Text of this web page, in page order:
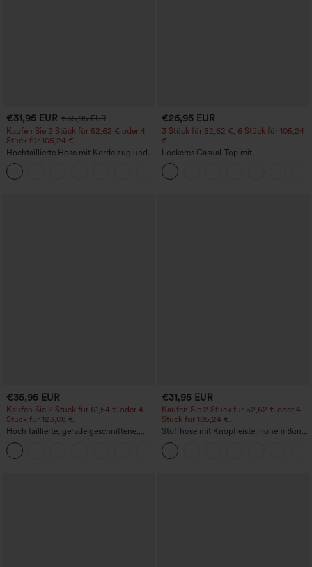
€31,95 EUR €35,95 EUR
Kaufen Sie 2 Stück für 52,62 € oder 4
Stück für 105,24 €.
Hochtaillierte Hose mit Kordelzug und
Taschen, weitem Bein, lässig und locker
in Leinenoptik
€26,95 EUR
3 Stück für 52,62 €, 6 Stück für 105,24
€
Lockeres Casual-Top mit
Rundhalsausschnitt und
Fledermausärmeln
€35,95 EUR
Kaufen Sie 2 Stück für 61,54 € oder 4
Stück für 123,08 €.
Hoch taillierte, gerade geschnittene,
legere Leinen-Optik-Hose mit Taschen
€31,95 EUR
Kaufen Sie 2 Stück für 52,62 € oder 4
Stück für 105,24 €.
Stoffhose mit Knopfleiste, hohem Bund,
mehreren Taschen und geradem Bein